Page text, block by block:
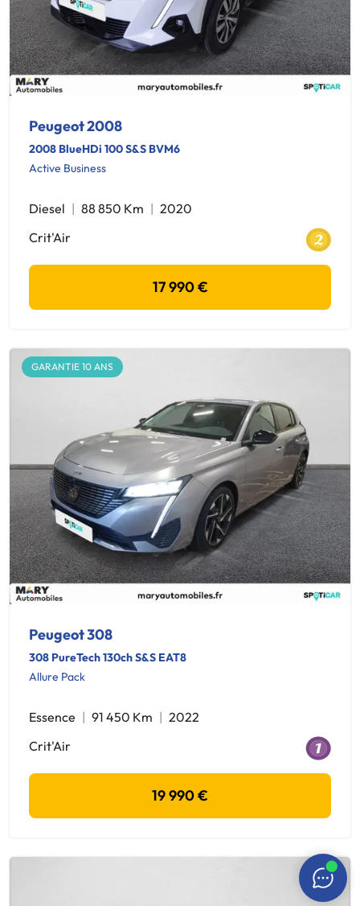
Peugeot 2008
2008 BlueHDi 100 S&S BVM6
Active Business
Diesel 88 850 Km
2020
Crit'Air
17 990 €
GARANTIE 10 ANS
Peugeot 308
308 PureTech 130ch S&S EAT8
Allure Pack
Essence 91 450 Km
2022
Crit'Air
19 990 €